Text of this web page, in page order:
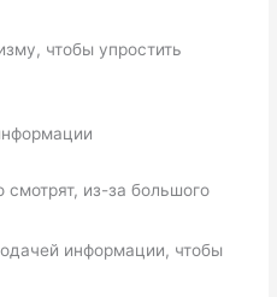
чтобы упростить
из-за большого
информации, чтобы